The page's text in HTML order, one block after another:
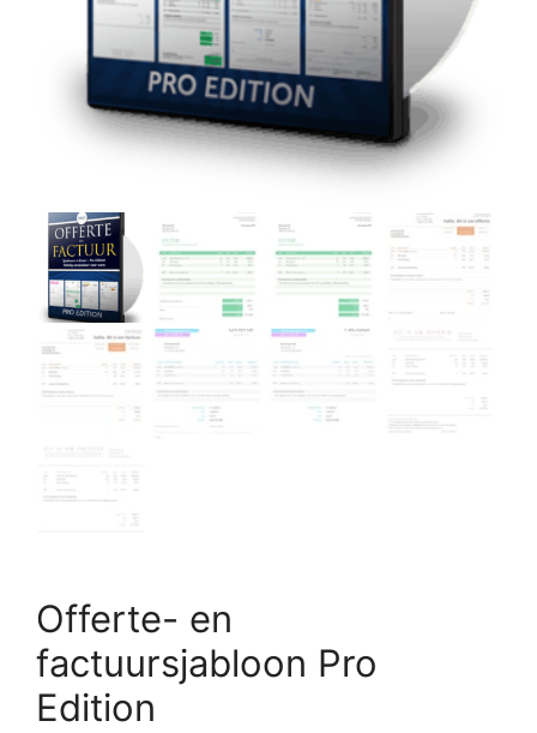
Offerte- en
factuursjabloon Pro
Edition